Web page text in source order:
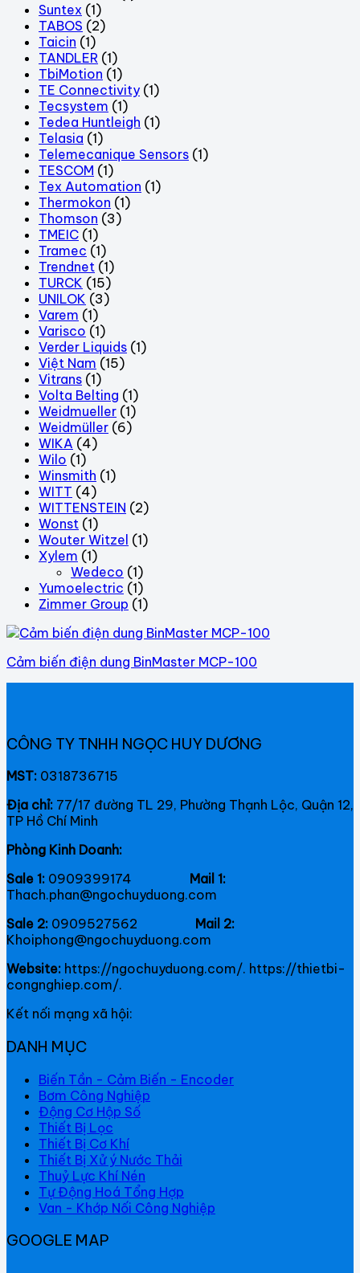
Suntex (1)
TABOS (2)
Taicin (1)
TANDLER (1)
TbiMotion (1)
TE Connectivity (1)
Tecsystem (1)
Tedea Huntleigh (1)
Telasia (1)
Telemecanique Sensors (1)
TESCOM (1)
Tex Automation (1)
Thermokon (1)
Thomson (3)
TMEIC (1)
Tramec (1)
Trendnet (1)
TURCK (15)
UNILOK (3)
Varem (1)
Varisco (1)
Verder Liquids (1)
Việt Nam (15)
Vitrans (1)
Volta Belting (1)
Weidmueller (1)
Weidmüller (6)
WIKA (4)
Wilo (1)
Winsmith (1)
WITT (4)
WITTENSTEIN (2)
Wonst (1)
Wouter Witzel (1)
Xylem (1)
Wedeco (1)
Yumoelectric (1)
Zimmer Group (1)
Cảm biến điện dung BinMaster MCP-100
CÔNG TY TNHH NGỌC HUY DƯƠNG
MST: 0318736715
Địa chỉ: 77/17 đường TL 29, Phường Thạnh Lộc, Quận 12,
TP Hồ Chí Minh
Phòng Kinh Doanh:
Sale 1: 0909399174 Mail 1:
Thach.phan@ngochuyduong.com
Sale 2: 0909527562 Mail 2:
Khoiphong@ngochuyduong.com
Website: https://ngochuyduong.com/. https://thietbi-
congnghiep.com/.
Kết nối mạng xã hội:
DANH MỤC
Biến Tần - Cảm Biến - Encoder
Bơm Công Nghiệp
Động Cơ Hộp Số
Thiết Bị Lọc
Thiết Bị Cơ Khí
Thiết Bị Xử ý Nước Thải
Thuỷ Lực Khí Nén
Tự Động Hoá Tổng Hợp
Van - Khớp Nối Công Nghiệp
GOOGLE MAP